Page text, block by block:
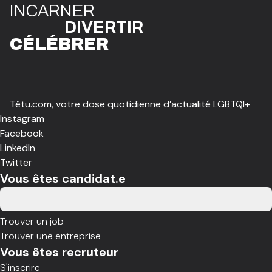
INCARNER
DIVERTIR
CÉLÉBRER
Têtu.com, votre dose quotidienne d’actualité LGBTQI+
Instagram
Facebook
LinkedIn
Twitter
Vous êtes candidat.e
Trouver un job
Trouver une entreprise
Vous êtes recruteur
S'inscrire